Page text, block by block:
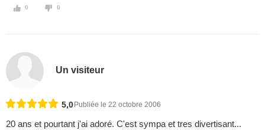
0 0
Un visiteur
5,0 Publiée le 22 octobre 2006
20 ans et pourtant j'ai adoré. C'est sympa et tres divertisant...